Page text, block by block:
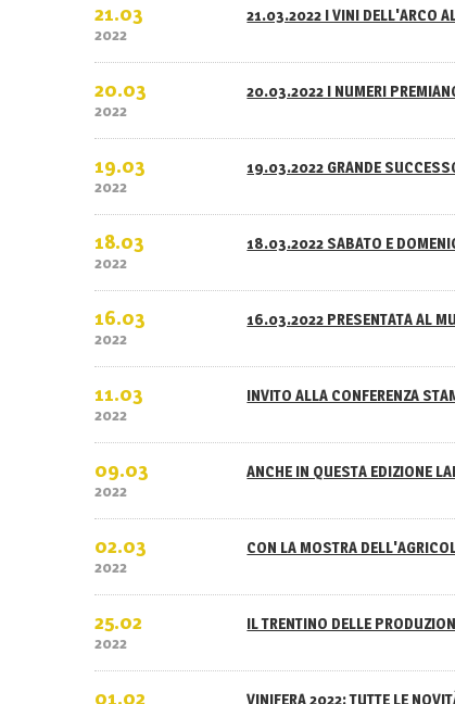
21.03
2022
21.03.2022 I VINI DELL'ARCO
20.03
2022
20.03.2022 I NUMERI
19.03
2022
19.03.2022 GRANDE
18.03
2022
18.03.2022 SABATO E
16.03
2022
16.03.2022 PRESENTATA AL
11.03
2022
INVITO ALLA CONFERENZA
09.03
2022
ANCHE IN QUESTA EDIZIONE
02.03
2022
CON LA MOSTRA
25.02
2022
IL TRENTINO DELLE
01.02 VINIFERA 2022: TUTTE LE